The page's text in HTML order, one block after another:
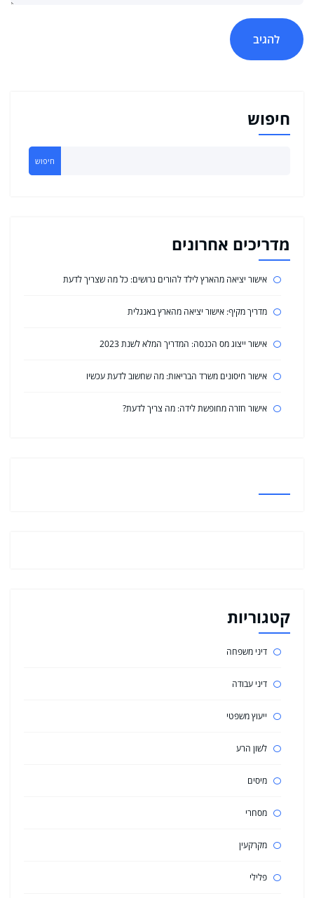
חיפוש
חיפוש
מדריכים אחרונים
אישור יציאה מהארץ לילד להורים גרושים: כל מה שצריך לדעת
מדריך מקיף: אישור יציאה מהארץ באנגלית
אישור ייצוג מס הכנסה: המדריך המלא לשנת 2023
אישור חיסונים משרד הבריאות: מה שחשוב לדעת עכשיו
אישור חזרה מחופשת לידה: מה צריך לדעת?
קטגוריות
דיני משפחה
דיני עבודה
ייעוץ משפטי
לשון הרע
מיסים
מסחרי
מקרקעין
פלילי